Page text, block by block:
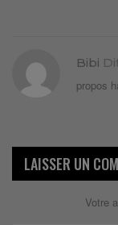
Bibi
propos
LAISSER UN
Votre